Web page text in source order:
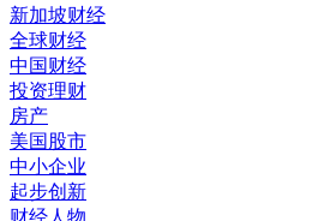
新加坡财经
全球财经
中国财经
投资理财
房产
美国股市
中小企业
起步创新
财经人物